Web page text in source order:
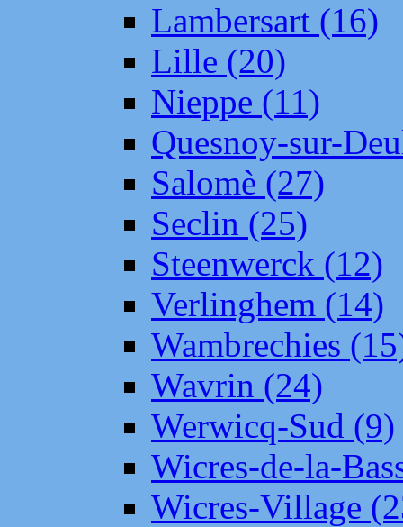
Lambersart (16)
Lille (20)
Nieppe (11)
Quesnoy-sur-
Salomè (27)
Seclin (25)
Steenwerck (12)
Verlinghem (14)
Wambrechies
Wavrin (24)
Werwicq-Sud (9)
Wicres-de-la-
Wicres-Village